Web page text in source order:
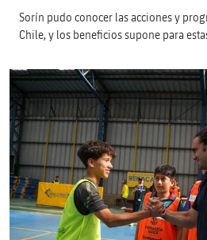
Sorín pudo conocer las acciones y
Chile, y los beneficios supone para